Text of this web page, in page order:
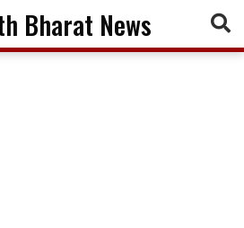
Bharat News